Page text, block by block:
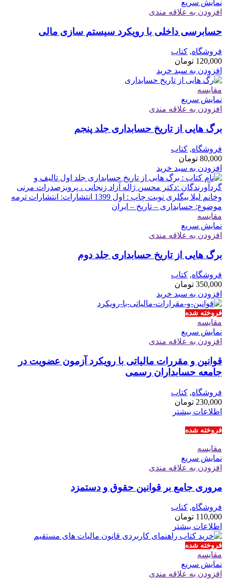
نمایش سریع
افزودن به علاقه مندی
حسابرسی داخلی با رویکرد سیستم سازی مالی
فروشگاه, کتاب
120,000 تومان
افزودن به سبد خرید
مقايسه
نمایش سریع
افزودن به علاقه مندی
برگ هایی از تاریخ حسابداری جلد پنجم
فروشگاه, کتاب
80,000 تومان
افزودن به سبد خرید
مقايسه
نمایش سریع
افزودن به علاقه مندی
برگ هایی از تاریخ حسابداری جلد دوم
فروشگاه, کتاب
350,000 تومان
افزودن به سبد خرید
فروخته شده
مقايسه
نمایش سریع
افزودن به علاقه مندی
قوانین و مقررات مالیاتی با رویکرد آزمون عضویت در
جامعه حسابداران رسمی
فروشگاه, کتاب
230,000 تومان
اطلاعات بیشتر
فروخته شده
مقايسه
نمایش سریع
افزودن به علاقه مندی
مروری جامع بر قوانین حقوق و دستمزد
فروشگاه, کتاب
110,000 تومان
اطلاعات بیشتر
فروخته شده
مقايسه
نمایش سریع
افزودن به علاقه مندی